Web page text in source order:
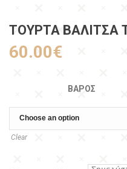
ΤΟΥΡΤΑ ΒΑΛΊΤΣΑ
60.00€
ΒΆΡΟΣ
Clear